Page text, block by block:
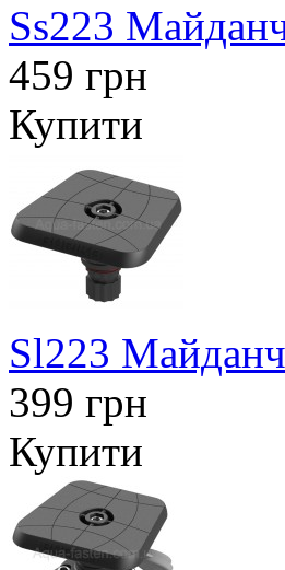
Ss223
459 грн
Купити
Sl223
399 грн
Купити